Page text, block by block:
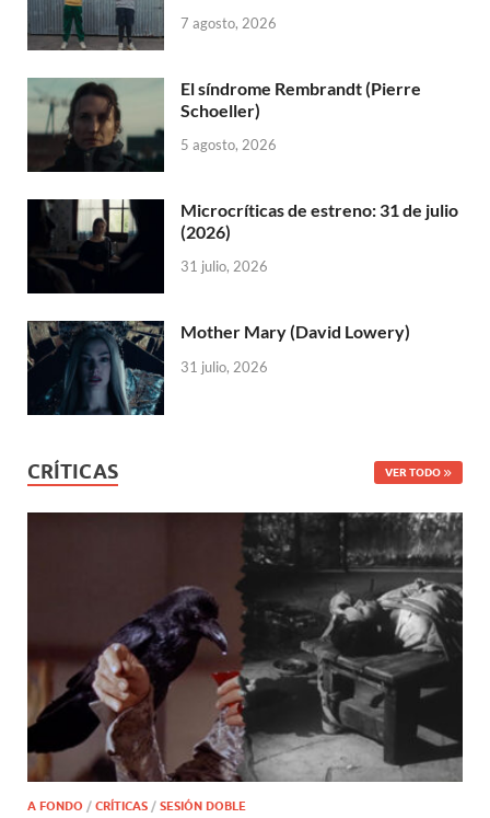
7 agosto, 2026
El síndrome Rembrandt (Pierre
Schoeller)
5 agosto, 2026
Microcríticas de estreno: 31 de julio
(2026)
31 julio, 2026
Mother Mary (David Lowery)
31 julio, 2026
CRÍTICAS VER TODO
A FONDO / CRÍTICAS / SESIÓN DOBLE